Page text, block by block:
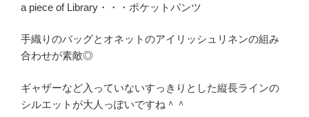
a piece of Library・・・ポケットパンツ
手織りのバッグとオネットのアイリッシュリネンの組み
合わせが素敵◎
ギャザーなど入っていないすっきりとした縦長ラインの
シルエットが大人っぽいですね＾＾